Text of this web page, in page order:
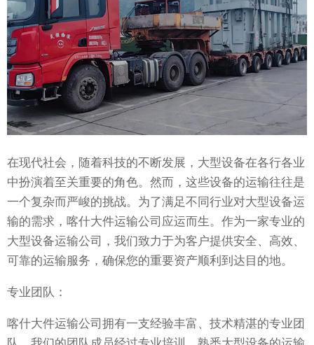
在现代社会，随着科技的不断发展，大型设备在各行各业
中扮演着至关重要的角色。然而，这些设备的运输往往是
一个复杂而严峻的挑战。为了满足不同行业对大型设备运
输的需求，喀什大件运输公司应运而生。作为一家专业的
大型设备运输公司，我们致力于为客户提供安全、高效、
可靠的运输服务，确保您的重要资产顺利到达目的地。
专业团队：
喀什大件运输公司拥有一支经验丰富、技术精湛的专业团